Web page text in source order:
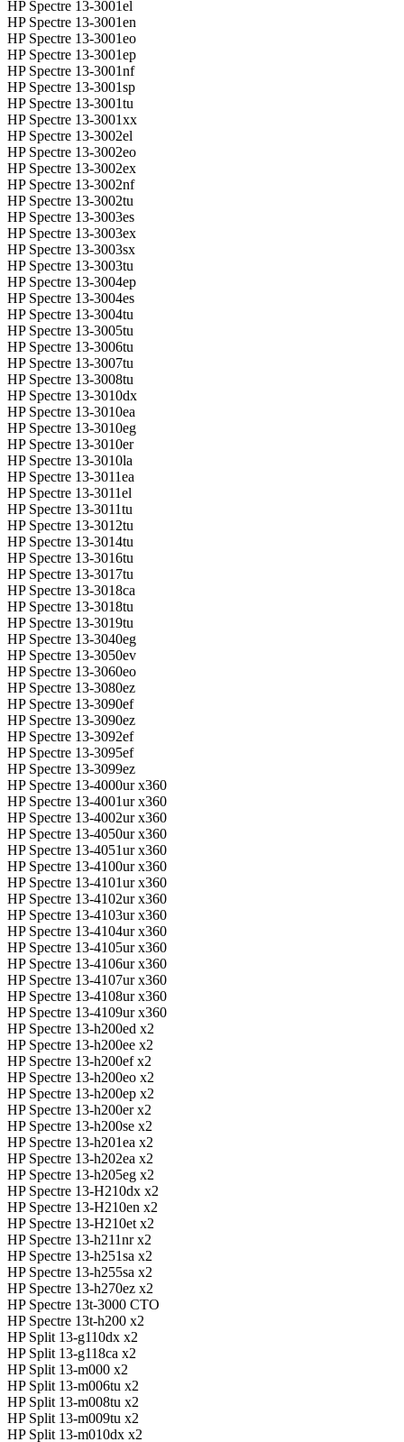
HP Spectre 13-3001el
HP Spectre 13-3001en
HP Spectre 13-3001eo
HP Spectre 13-3001ep
HP Spectre 13-3001nf
HP Spectre 13-3001sp
HP Spectre 13-3001tu
HP Spectre 13-3001xx
HP Spectre 13-3002el
HP Spectre 13-3002eo
HP Spectre 13-3002ex
HP Spectre 13-3002nf
HP Spectre 13-3002tu
HP Spectre 13-3003es
HP Spectre 13-3003ex
HP Spectre 13-3003sx
HP Spectre 13-3003tu
HP Spectre 13-3004ep
HP Spectre 13-3004es
HP Spectre 13-3004tu
HP Spectre 13-3005tu
HP Spectre 13-3006tu
HP Spectre 13-3007tu
HP Spectre 13-3008tu
HP Spectre 13-3010dx
HP Spectre 13-3010ea
HP Spectre 13-3010eg
HP Spectre 13-3010er
HP Spectre 13-3010la
HP Spectre 13-3011ea
HP Spectre 13-3011el
HP Spectre 13-3011tu
HP Spectre 13-3012tu
HP Spectre 13-3014tu
HP Spectre 13-3016tu
HP Spectre 13-3017tu
HP Spectre 13-3018ca
HP Spectre 13-3018tu
HP Spectre 13-3019tu
HP Spectre 13-3040eg
HP Spectre 13-3050ev
HP Spectre 13-3060eo
HP Spectre 13-3080ez
HP Spectre 13-3090ef
HP Spectre 13-3090ez
HP Spectre 13-3092ef
HP Spectre 13-3095ef
HP Spectre 13-3099ez
HP Spectre 13-4000ur x360
HP Spectre 13-4001ur x360
HP Spectre 13-4002ur x360
HP Spectre 13-4050ur x360
HP Spectre 13-4051ur x360
HP Spectre 13-4100ur x360
HP Spectre 13-4101ur x360
HP Spectre 13-4102ur x360
HP Spectre 13-4103ur x360
HP Spectre 13-4104ur x360
HP Spectre 13-4105ur x360
HP Spectre 13-4106ur x360
HP Spectre 13-4107ur x360
HP Spectre 13-4108ur x360
HP Spectre 13-4109ur x360
HP Spectre 13-h200ed x2
HP Spectre 13-h200ee x2
HP Spectre 13-h200ef x2
HP Spectre 13-h200eo x2
HP Spectre 13-h200ep x2
HP Spectre 13-h200er x2
HP Spectre 13-h200se x2
HP Spectre 13-h201ea x2
HP Spectre 13-h202ea x2
HP Spectre 13-h205eg x2
HP Spectre 13-H210dx x2
HP Spectre 13-H210en x2
HP Spectre 13-H210et x2
HP Spectre 13-h211nr x2
HP Spectre 13-h251sa x2
HP Spectre 13-h255sa x2
HP Spectre 13-h270ez x2
HP Spectre 13t-3000 CTO
HP Spectre 13t-h200 x2
HP Split 13-g110dx x2
HP Split 13-g118ca x2
HP Split 13-m000 x2
HP Split 13-m006tu x2
HP Split 13-m008tu x2
HP Split 13-m009tu x2
HP Split 13-m010dx x2